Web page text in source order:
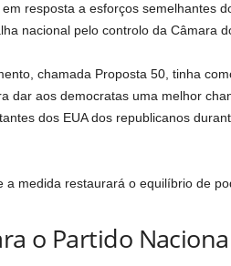
resposta a esforços semelhantes
nacional pelo controlo da Câmara
chamada Proposta 50, tinha
dar aos democratas uma melhor
dos EUA dos republicanos
a medida restaurará o equilíbrio de
o Partido